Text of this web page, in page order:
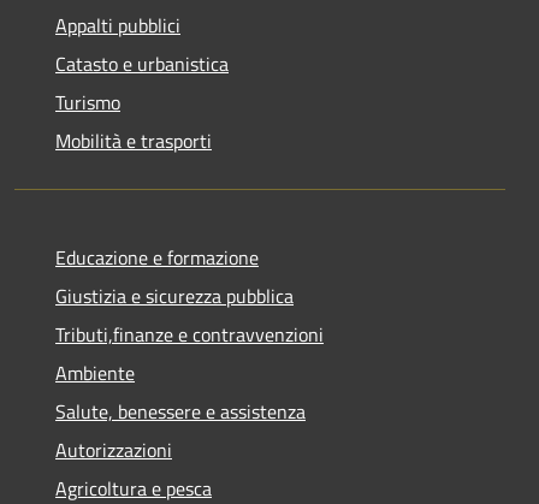
Appalti pubblici
Catasto e urbanistica
Turismo
Mobilità e trasporti
Educazione e formazione
Giustizia e sicurezza pubblica
Tributi,finanze e contravvenzioni
Ambiente
Salute, benessere e assistenza
Autorizzazioni
Agricoltura e pesca